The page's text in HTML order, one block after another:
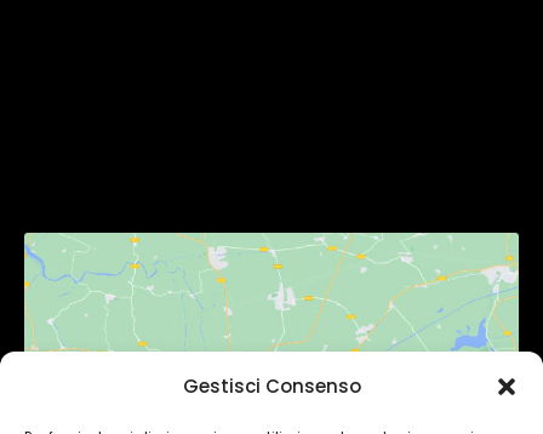
Gestisci Consenso
Fai clic per accettare i cookie